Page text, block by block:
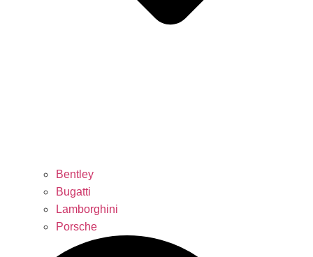
Bentley
Bugatti
Lamborghini
Porsche